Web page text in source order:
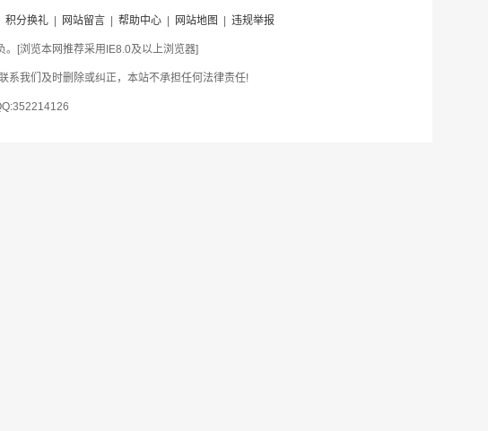
积分换礼| 网站留言| 帮助中心| 网站地图 违规举报
[浏览本网推荐采用IE8.0及以上浏览器]
系我们及时删除或纠正，本站不承担任何法律责任!